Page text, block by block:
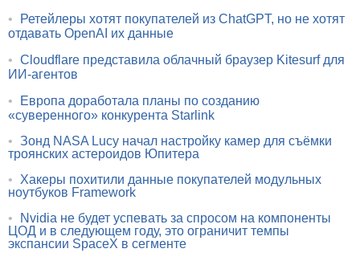
•
Ретейлеры хотят покупателей из ChatGPT, но не хотят
отдавать OpenAI их данные
• Cloudflare представила облачный браузер Kitesurf для
ИИ-агентов
•
Европа доработала планы по созданию
«суверенного» конкурента Starlink
• Зонд NASA Lucy начал настройку камер для съёмки
троянских астероидов Юпитера
•
Хакеры похитили данные покупателей модульных
ноутбуков Framework
•
Nvidia не будет успевать за спросом на компоненты
ЦОД и в следующем году, это ограничит темпы
экспансии SpaceX в сегменте